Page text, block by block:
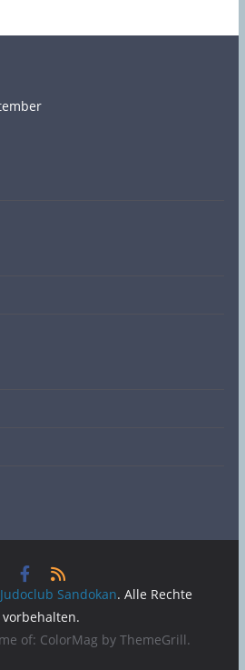
Judoclub Sandokan. Alle Rechte
vorbehalten.
of: ColorMag byThemeGrill.